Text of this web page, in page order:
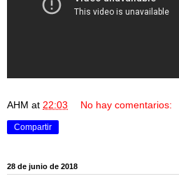
AHM at 22:03 No hay comentarios:
Compartir
28 de junio de 2018